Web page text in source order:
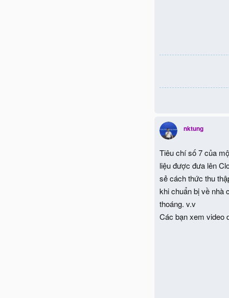
nktung
Tiêu chí số 7 của
liệu được đưa lên
sẻ cách thức thu
khi chuẩn bị về nhà
thoáng. v.v
Các bạn xem video